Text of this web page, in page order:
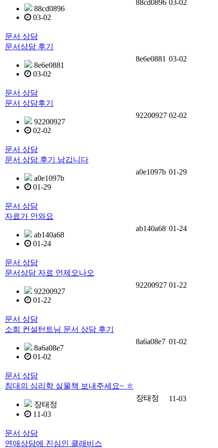
88cd0896
03-02
88cd0896 03-02
문서 상담
문서상담 후기
8e6e0881
03-02
8e6e0881 03-02
문서 상담
문서 상담후기
92200927
02-02
92200927 02-02
문서 상담
문서 상담 후기 남깁니다
a0e1097b
01-29
a0e1097b 01-29
문서 상담
자료가 안와요
ab140a68
01-24
ab140a68 01-24
문서 상담
문서상담 자료 언제오나오
92200927
01-22
92200927 01-22
문서 상담
소희 컨설턴트님 문서 상담 후기
8a6a08e7
01-02
8a6a08e7 01-02
문서 상담
침대의 심리학 실물책 보내주세요~ ㅎ
장태정
11-03
장태정 11-03
문서 상담
연애상담에 진심인 클래비스